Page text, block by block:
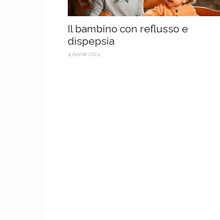
Il bambino con reflusso e
dispepsia
4 Aprile 2024